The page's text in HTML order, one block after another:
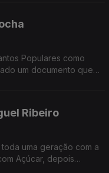
Populares como
um documento que
Ribeiro
uma geração com a
Açúcar, depois